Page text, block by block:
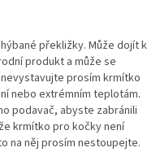
překližky. Může dojít k
produkt a může se
prosím krmítko
nebo extrémním teplotám.
podavač, abyste zabránili
krmítko pro kočky není
na něj prosím nestoupejte.